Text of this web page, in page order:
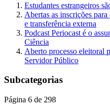
Estudantes estrangeiros
Abertas as inscrições
e transferência externa
Podcast Periocast é o
Ciência
Aberto processo eleitoral
Servidor Público
Subcategorias
Página 6 de 298